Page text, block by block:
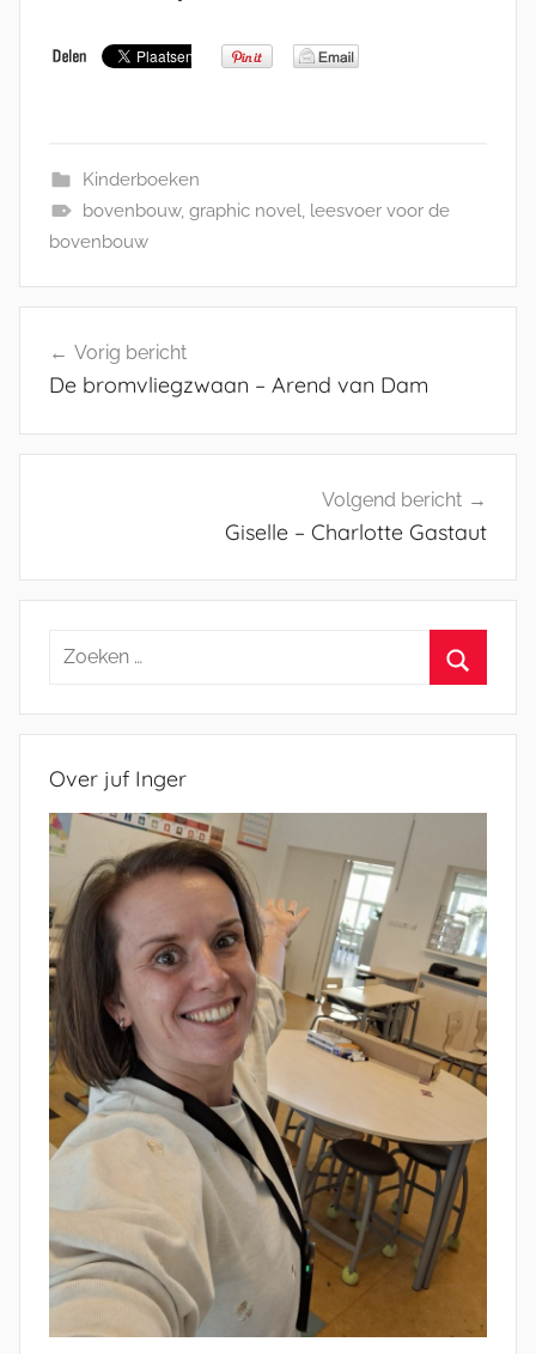
Kinderboeken
bovenbouw, graphic novel, leesvoer voor de
bovenbouw
navigatie
Vorig bericht
De bromvliegzwaan – Arend van Dam
Volgend bericht
Giselle – Charlotte Gastaut
Zoeken
Over juf Inger